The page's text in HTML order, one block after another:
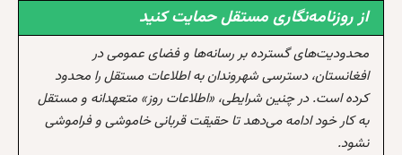
از روزنامه‌نگاری مستقل حمایت کنید
محدودیت‌های گسترده بر رسانه‌ها و فضای عمومی در
افغانستان، دسترسی شهروندان به اطلاعات مستقل را محدود
کرده است. در چنین شرایطی، «اطلاعات روز» متعهدانه و مستقل
به کار خود ادامه می‌دهد تا حقیقت قربانی خاموشی و فراموشی
نشود.